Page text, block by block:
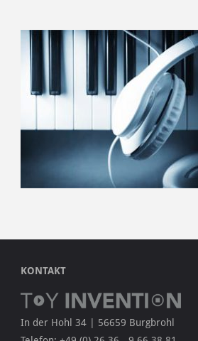
KONTAKT
In der Hohl 34 | 56659 Burgbrohl